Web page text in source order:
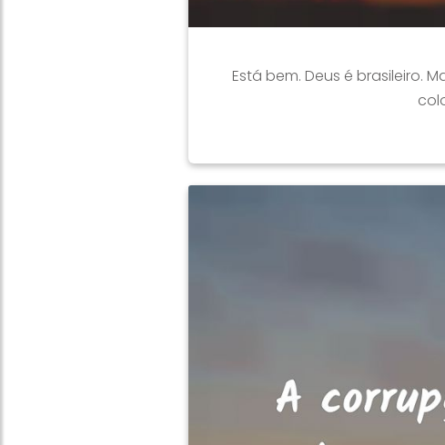
Está bem. Deus é brasileiro.